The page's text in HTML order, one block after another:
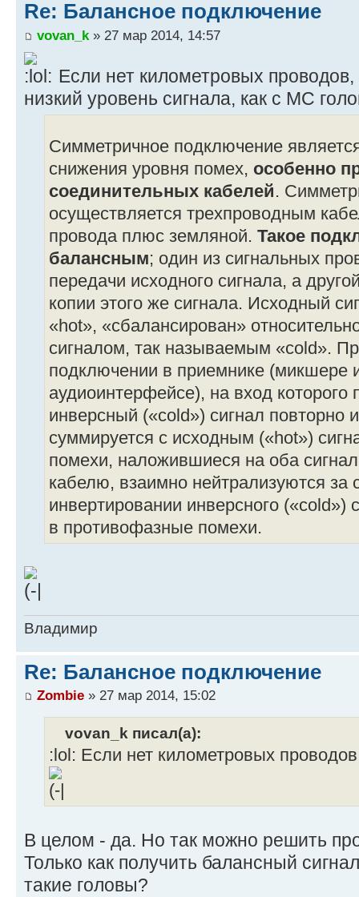
Re: Балансное подключение
vovan_k » 27 мар 2014, 14:57
Если нет километровых
низкий уровень сигнала, как с МС
Симметричное подключение
снижения уровня помех, особенно
соединительных кабелей.
осуществляется трехпроводным
провода плюс земляной. Такое
балансным; один из сигнальных
передачи исходного сигнала, а
копии этого же сигнала. Исходный
«hot», «сбалансирован»
сигналом, так называемым «cold».
подключении в приемнике (микшере
аудиоинтерфейсе), на вход которого
инверсный («cold») сигнал повторно
суммируется с исходным («hot»)
помехи, наложившиеся на оба
кабелю, взаимно нейтрализуются за
инвертировании инверсного
в противофазные помехи.
Владимир
Re: Балансное подключение
Zombie » 27 мар 2014, 15:02
vovan_k писал(а):
:lol: Если нет километровых
В целом - да. Но так можно решить
Только как получить балансный
такие головы?